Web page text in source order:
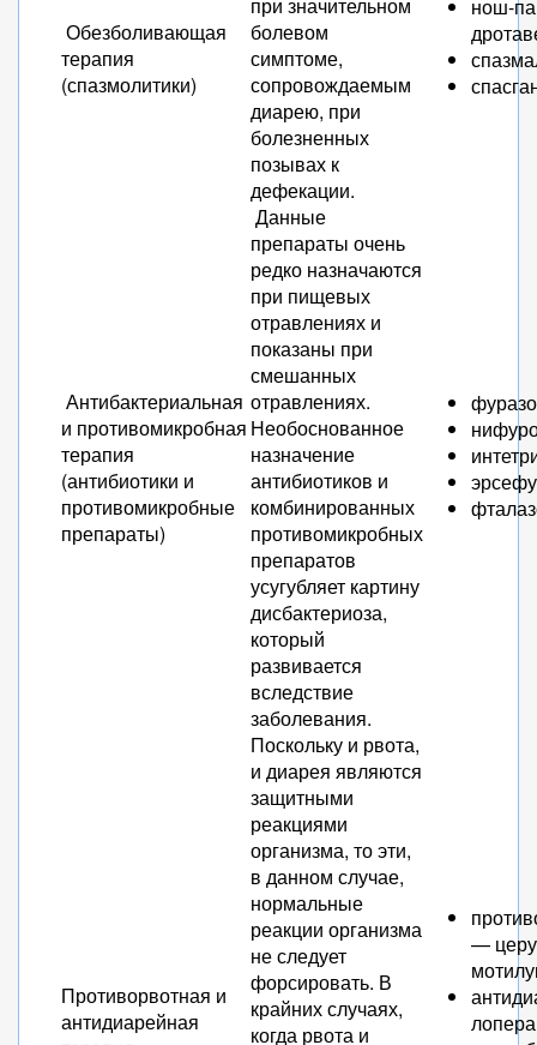
Обезболивающая
терапия
(спазмолитики)
болевом
симптоме,
сопровождаемым
диарею, при
болезненных
позывах к
дефекации.
нош-
Антибактериальная
и противомикробная
терапия
(антибиотики и
противомикробные
препараты)
Данные
препараты очень
редко назначаются
при пищевых
отравлениях и
показаны при
смешанных
отравлениях.
Необоснованное
назначение
антибиотиков и
комбинированных
противомикробных
препаратов
усугубляет картину
дисбактериоза,
который
развивается
вследствие
заболевания.
Противорвотная и
антидиарейная
Поскольку и рвота,
и диарея являются
защитными
реакциями
организма, то эти,
в данном случае,
нормальные
реакции организма
не следует
форсировать. В
крайних случаях,
когда рвота и
—